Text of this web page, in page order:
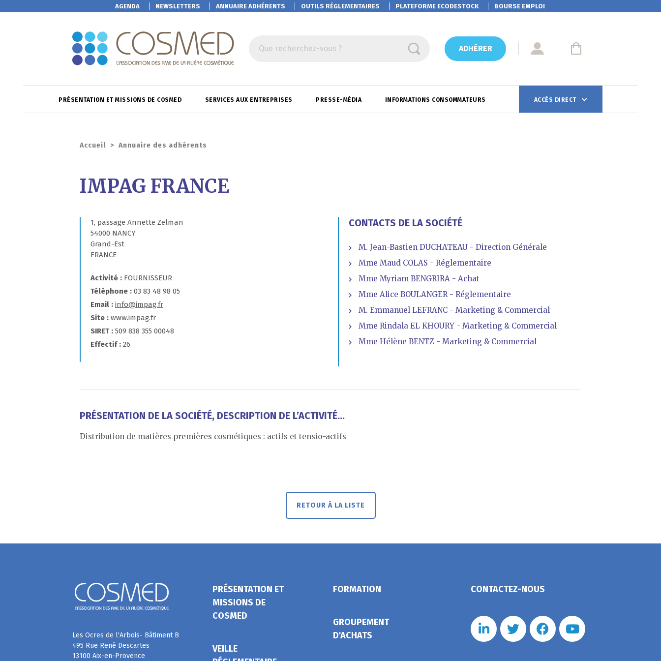
AGENDA NEWSLETTERS ANNUAIRE ADHÉRENTS OUTILS RÉGLEMENTAIRES PLATEFORMEECODESTOCK BOURSE EMPLOI
Que recherchez-vous ? ADHÉRER
PRÉSENTATION ET MISSIONS DE COSMED SERVICES AUX ENTREPRISES PRESSE-MÉDIA INFORMATIONS CONSOMMATEURS ACCÈS DIRECT
Accueil > Annuaire des adhérents
IMPAG FRANCE
1, passage Annette Zelman
54000 NANCY
Grand-Est
FRANCE
Activité
FOURNISSEUR
Téléphone
03 83 48 98 05
Email
info@impag.fr
Site
www.impag.fr
SIRET
509 838 355 00048
Effectif
26
CONTACTS DE LA SOCIÉTÉ
M. Jean-Bastien DUCHATEAU - Direction Générale
Mme Maud COLAS - Réglementaire
Mme Myriam BENGRIRA - Achat
Mme Alice BOULANGER - Réglementaire
M. Emmanuel LEFRANC - Marketing & Commercial
Mme Rindala EL KHOURY - Marketing & Commercial
Mme Hélène BENTZ - Marketing & Commercial
PRÉSENTATION DE LA SOCIÉTÉ, DESCRIPTION DE L’ACTIVITÉ...
Distribution de matières premières cosmétiques : actifs et tensio-actifs
RETOUR À LA LISTE
Les Ocres de l'Arbois- Bâtiment B
495 Rue René Descartes
13100 Aix-en-Provence
PRÉSENTATION ET
MISSIONS DE
COSMED
VEILLE
FORMATION
GROUPEMENT
D'ACHATS
CONTACTEZ-NOUS